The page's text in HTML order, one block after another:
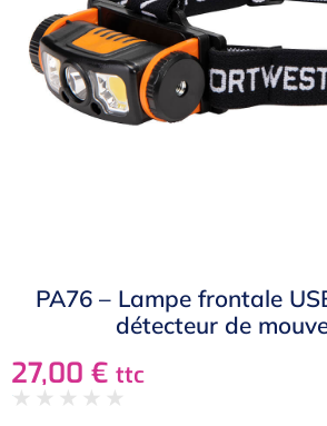
PA76 – Lampe frontale
détecteur de
27,00 € ttc
★ ★ ★ ★ ★